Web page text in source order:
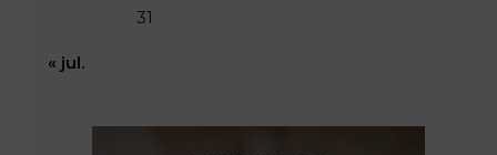
31
« jul.